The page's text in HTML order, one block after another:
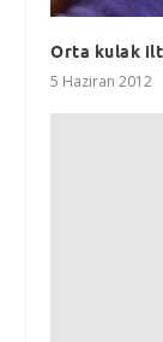
Orta kulak
5 Haziran 2012